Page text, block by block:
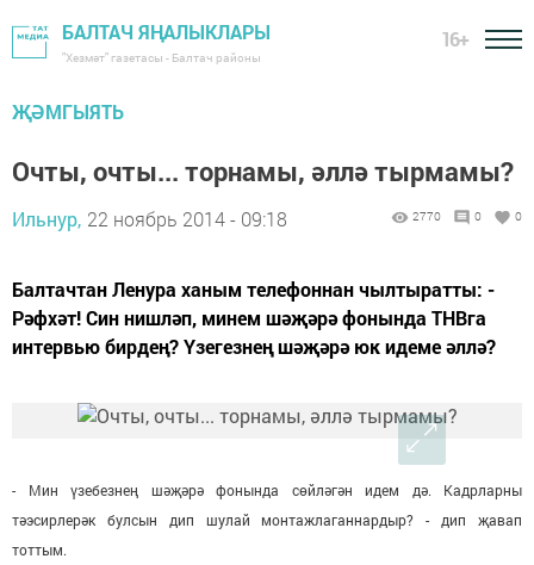
БАЛТАЧ ЯҢАЛЫКЛАРЫ
"Хезмәт" газетасы - Балтач районы
16+
ҖӘМГЫЯТЬ
Очты, очты... торнамы, әллә тырмамы?
Ильнур, 22 ноябрь 2014 - 09:18 2770 0 0
Балтачтан Ленура ханым телефоннан чылтыратты: -​
Рәфхәт! Син нишләп, минем шәҗәрә фонында ТНВга
интервью бирдең? Үзегезнең шәҗәрә юк идеме әллә?
-​ Мин үзебезнең шәҗәрә фонында сөйләгән идем дә. Кадрларны
тәэсирлерәк булсын дип шулай монтажлаганнардыр? - дип җавап
тоттым.